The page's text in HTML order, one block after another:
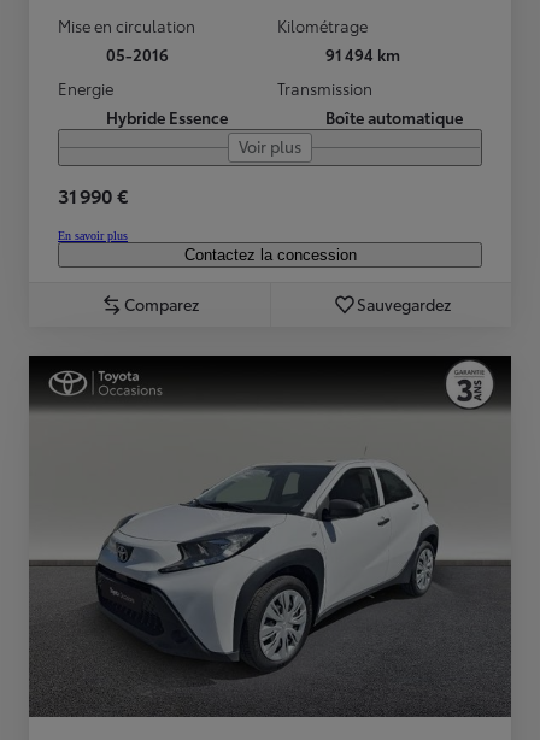
Mise en circulation
05-2016
Kilométrage
91 494 km
Energie
Hybride Essence
Transmission
Boîte automatique
Voir plus
31 990 €
En savoir plus
Contactez la concession
Comparez Sauvegardez